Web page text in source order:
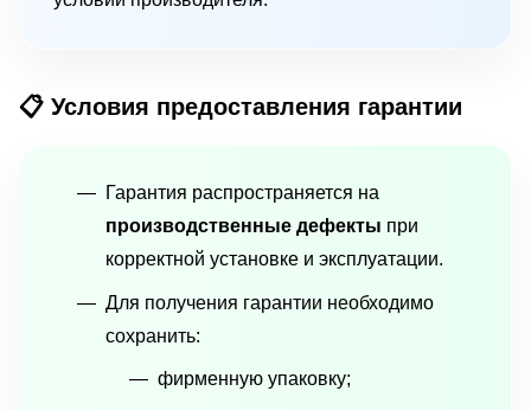
📋 Условия предоставления гарантии
Гарантия распространяется на
производственные дефекты при
корректной установке и эксплуатации.
Для получения гарантии необходимо
сохранить:
фирменную упаковку;